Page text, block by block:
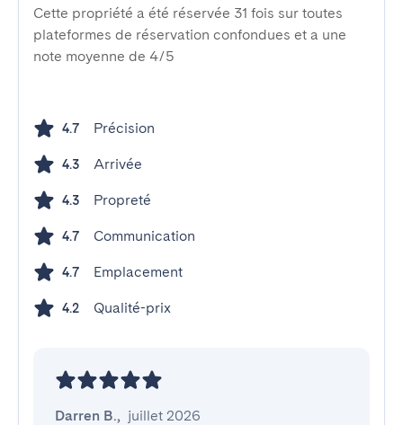
Cette propriété a été réservée 31 fois sur toutes
plateformes de réservation confondues et a une
note moyenne de 4/5
4.7 Précision
4.3 Arrivée
4.3 Propreté
4.7 Communication
4.7 Emplacement
4.2 Qualité-prix
Darren B., juillet 2026